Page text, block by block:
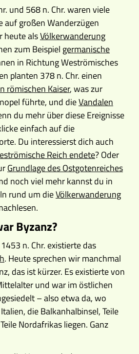
und 568 n. Chr. waren viele
auf großen Wanderzügen
heute alsVölkerwanderung
zum Beispiel germanische
in Richtung Weströmisches
planten 378 n. Chr. einen
römischen Kaiser, was zur
führte, und dieVandalen
du mehr über diese Ereignisse
einfach auf die
Du interessierst dich auch
Reich endete? Oder
Grundlage des Ostgotenreiches
noch viel mehr kannst du in
rund um dieVölkerwanderung
Byzanz?
n. Chr. existierte das
. Heute sprechen wir manchmal
das ist kürzer. Es existierte von
und war im östlichen
– also etwa da, wo
die Balkanhalbinsel, Teile
Nordafrikas liegen. Ganz